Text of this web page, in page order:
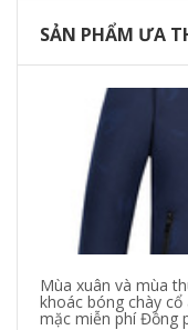
SẢN PHẨM ƯA
Mùa xuân và mùa
khoác bóng chày
mặc miễn phí Đồng